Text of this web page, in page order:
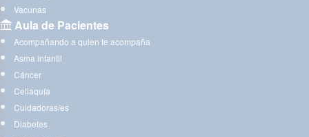
Vacunas
Aula de Pacientes
Acompañando a quien te acompaña
Asma infantil
Cáncer
Celiaquía
Cuidadoras/es
Diabetes